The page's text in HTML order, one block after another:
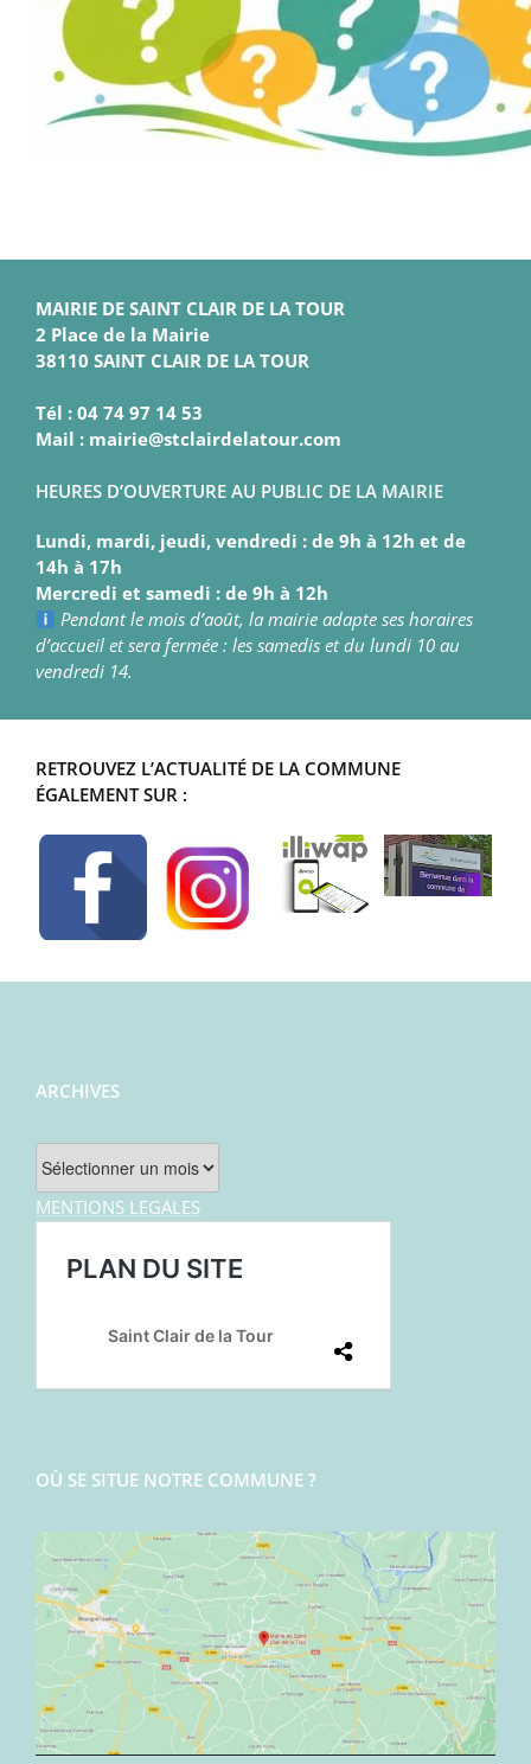
MAIRIE DE SAINT CLAIR DE LA TOUR
2 Place de la Mairie
38110 SAINT CLAIR DE LA TOUR
Tél : 04 74 97 14 53
Mail : mairie@stclairdelatour.com
HEURES D’OUVERTURE AU PUBLIC DE LA MAIRIE
Lundi, mardi, jeudi, vendredi : de 9h à 12h et de
14h à 17h
Mercredi et samedi : de 9h à 12h
Pendant le mois d’août, la mairie adapte ses horaires
d’accueil et sera fermée : les samedis et du lundi 10 au
vendredi 14.
RETROUVEZ L’ACTUALITÉ DE LA COMMUNE
ÉGALEMENT SUR :
ARCHIVES
Archives
MENTIONS LEGALES
OÙ SE SITUE NOTRE COMMUNE ?